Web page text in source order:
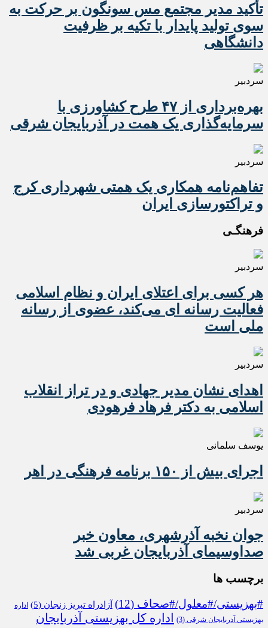
تأکید مدیر مجتمع مس سونگون بر حرکت به
سوی تولید پایدار با تکیه بر ظرفیت
دانشگاهی
سردبیر
بهره‌برداری از ۴۷ طرح کشاورزی با
سرمایه‌گذاری یک همت در آذربایجان شرقی
سردبیر
تفاهم‌نامه همکاری یک همتی شهرداری کرج
و تراکتورسازی ایران
فرهنگـی
سردبیر
هر کسی برای اعتلای ایران و نظام اسلامی
فعالیت رسانه ای می‌کند، عضوی از رسانه
ملی است
سردبیر
اهدای نشان مدیر جهادی و در تراز انقلاب
اسلامی به دکتر فرهاد فرهودی
یوسف سلمانی
اجرای بیش از ۱۵۰ برنامه فرهنگی در اهر
سردبیر
جوان نخبه آذرشهری، معاون خبر
صداوسیمای آذربایجان غربی شد
برچسب ها
#بهزیستی/#معلول/#صحاف (12) آزادراه تبریز زنجان (5)
اداره
بهزیستی آذربایجان شرقی (3)
اداره کل بهزیستی آذربایجان